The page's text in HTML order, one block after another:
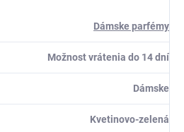
Dámske parfémy
Možnost vrátenia do 14 dní
Dámske
Kvetinovo-zelená